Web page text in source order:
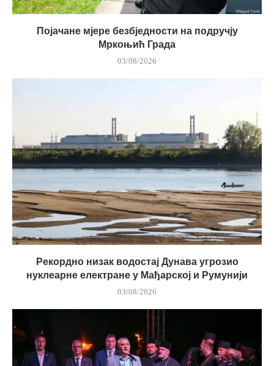
Појачане мјере безбједности на подручју
Мркоњић Града
03/08/2026
Рекордно низак водостај Дунава угрозио
нуклеарне електране у Мађарској и Румунији
03/08/2026